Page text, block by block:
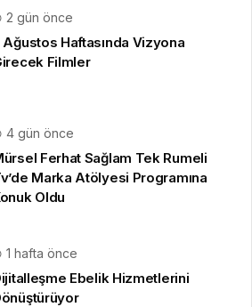
2 gün önce
Ağustos Haftasında Vizyona
Filmler
4 gün önce
Ferhat Sağlam Tek Rumeli
Marka Atölyesi Programına
Oldu
1 hafta önce
Ebelik Hizmetlerini